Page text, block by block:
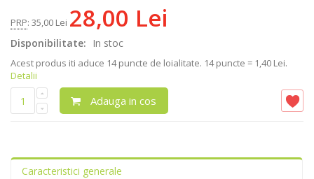
PRP: 35,00 Lei 28,00 Lei
Disponibilitate: In stoc
Acest produs iti aduce 14puncte de loialitate. 14 puncte = 1,40 Lei.
Detalii
Adauga in cos
Caracteristici generale